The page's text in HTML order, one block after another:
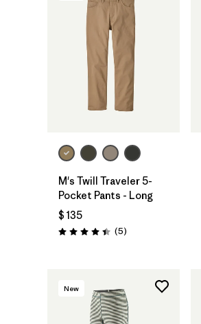
M's Twill Traveler 5-
Pocket Pants - Long
$ 135
Valoración: 4.4 / 5
(5Comentarios
)
New